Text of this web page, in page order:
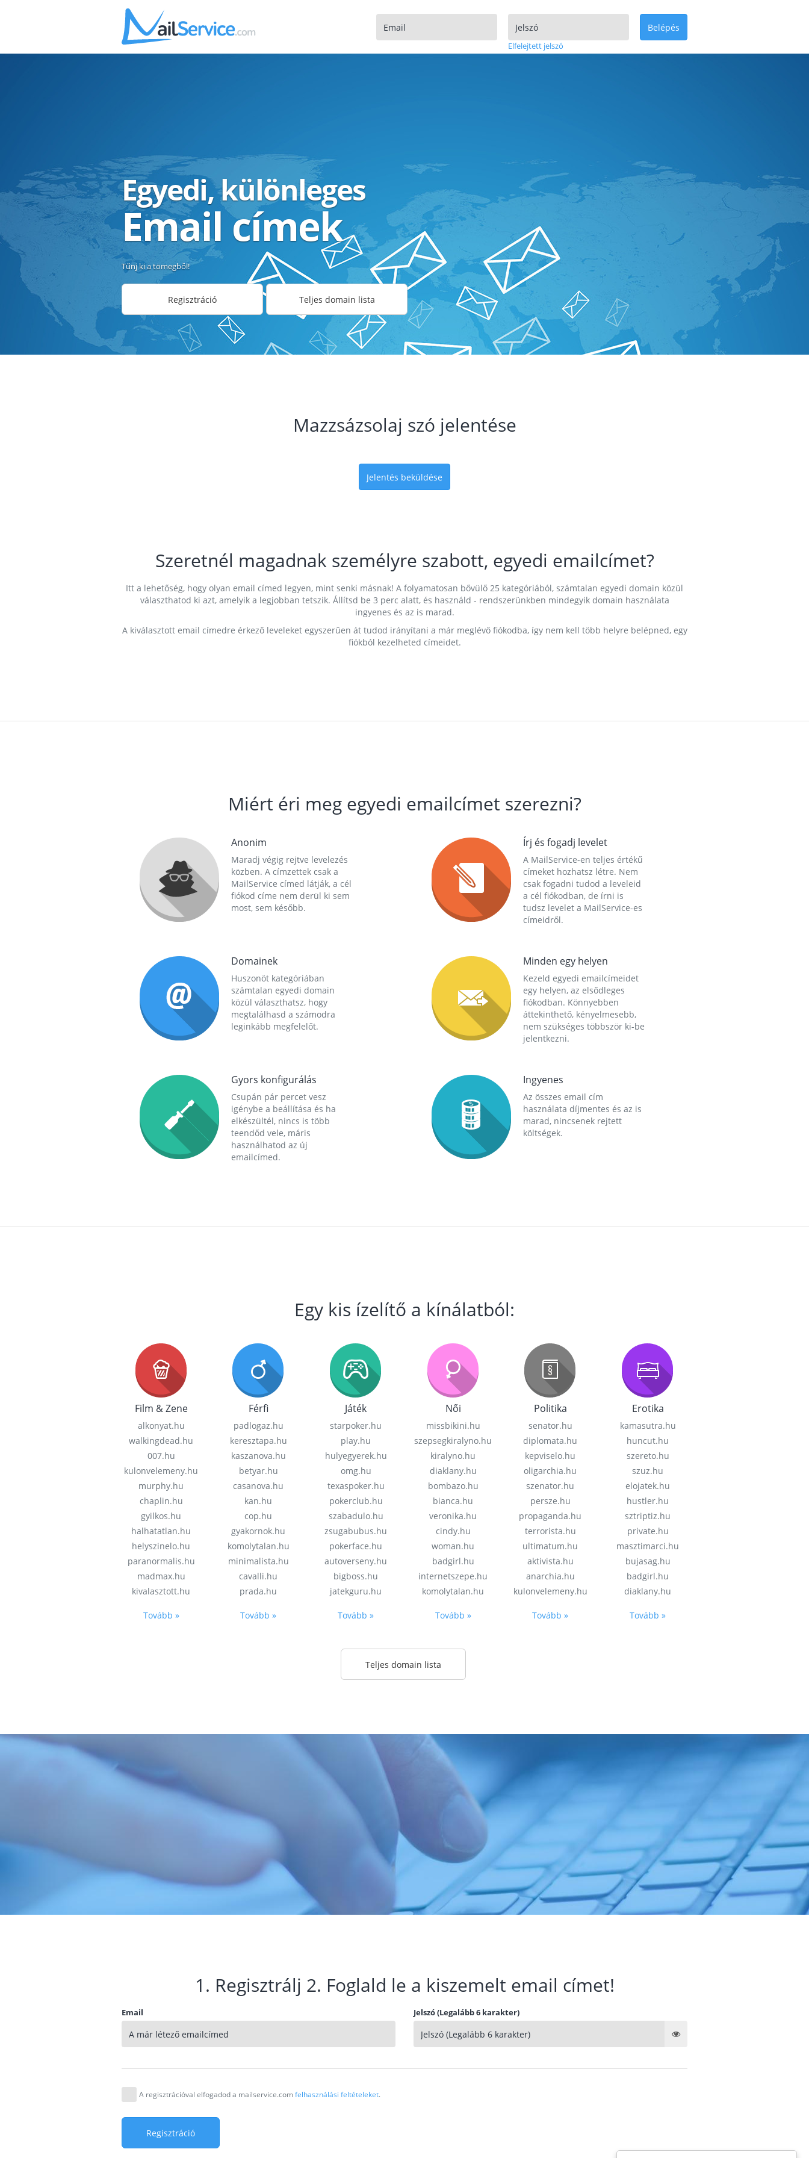
Elfelejtett jelszó
Belépés
Egyedi, különleges
Email címek
Tűnj ki a tömegből!
Regisztráció Teljes domain lista
Mazzsázsolaj szó jelentése
Jelentés beküldése
Szeretnél magadnak személyre szabott, egyedi emailcímet?
Itt a lehetőség, hogy olyan email címed legyen, mint senki másnak! A folyamatosan bővülő 25 kategóriából, számtalan egyedi domain közül
választhatod ki azt, amelyik a legjobban tetszik. Állítsd be 3 perc alatt, és használd - rendszerünkben mindegyik domain használata
ingyenes és az is marad.
A kiválasztott email címedre érkező leveleket egyszerűen át tudod irányítani a már meglévő fiókodba, így nem kell több helyre belépned, egy
fiókból kezelheted címeidet.
Miért éri meg egyedi emailcímet szerezni?
Anonim
Maradj végig rejtve levelezés
közben. A címzettek csak a
MailService címed látják, a cél
fiókod címe nem derül ki sem
most, sem később.
Írj és fogadj levelet
A MailService-en teljes értékű
címeket hozhatsz létre. Nem
csak fogadni tudod a leveleid
a cél fiókodban, de írni is
tudsz levelet a MailService-es
címeidről.
Domainek
Huszonöt kategóriában
számtalan egyedi domain
közül választhatsz, hogy
megtalálhasd a számodra
leginkább megfelelőt.
Minden egy helyen
Kezeld egyedi emailcímeidet
egy helyen, az elsődleges
fiókodban. Könnyebben
áttekinthető, kényelmesebb,
nem szükséges többször ki-be
jelentkezni.
Gyors konfigurálás
Csupán pár percet vesz
igénybe a beállítása és ha
elkészültél, nincs is több
teendőd vele, máris
használhatod az új
emailcímed.
Ingyenes
Az összes email cím
használata díjmentes és az is
marad, nincsenek rejtett
költségek.
Egy kis ízelítő a kínálatból:
Film & Zene
alkonyat.hu
walkingdead.hu
007.hu
kulonvelemeny.hu
murphy.hu
chaplin.hu
gyilkos.hu
halhatatlan.hu
helyszinelo.hu
paranormalis.hu
madmax.hu
kivalasztott.hu
Tovább »
Férfi
padlogaz.hu
keresztapa.hu
kaszanova.hu
betyar.hu
casanova.hu
kan.hu
cop.hu
gyakornok.hu
komolytalan.hu
minimalista.hu
cavalli.hu
prada.hu
Tovább »
Játék
starpoker.hu
play.hu
hulyegyerek.hu
omg.hu
texaspoker.hu
pokerclub.hu
szabadulo.hu
zsugabubus.hu
pokerface.hu
autoverseny.hu
bigboss.hu
jatekguru.hu
Tovább »
Női
missbikini.hu
szepsegkiralyno.hu
kiralyno.hu
diaklany.hu
bombazo.hu
bianca.hu
veronika.hu
cindy.hu
woman.hu
badgirl.hu
internetszepe.hu
komolytalan.hu
Tovább »
Politika
senator.hu
diplomata.hu
kepviselo.hu
oligarchia.hu
szenator.hu
persze.hu
propaganda.hu
terrorista.hu
ultimatum.hu
aktivista.hu
anarchia.hu
kulonvelemeny.hu
Tovább »
Erotika
kamasutra.hu
huncut.hu
szereto.hu
szuz.hu
elojatek.hu
hustler.hu
sztriptiz.hu
private.hu
masztimarci.hu
bujasag.hu
badgirl.hu
diaklany.hu
Tovább »
Teljes domain lista
1. Regisztrálj 2. Foglald le a kiszemelt email címet!
Email Jelszó (Legalább 6 karakter)
A regisztrációval elfogadod a mailservice.comfelhasználási feltételeket.
Regisztráció